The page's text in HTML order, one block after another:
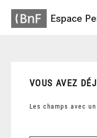
Espace
VOUS AVEZ
Les champs avec